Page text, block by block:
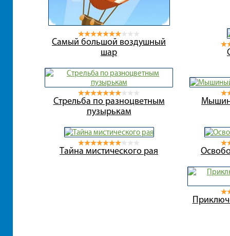
Самый большой воздушный
шар
Стрельба по разноцветным
пузырькам
Тайна мистического рая